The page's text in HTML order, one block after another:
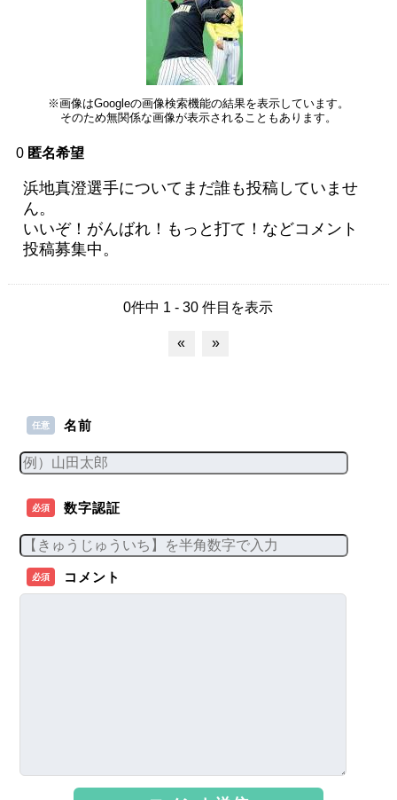
※画像はGoogleの画像検索機能の結果を表示しています。
そのため無関係な画像が表示されることもあります。
0 匿名希望
浜地真澄選手についてまだ誰も投稿していませ
ん。
いいぞ！がんばれ！もっと打て！などコメント
投稿募集中。
0件中 1 - 30 件目を表示
« »
任意 名前
必須 数字認証
必須 コメント